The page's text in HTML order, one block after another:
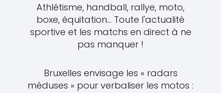
Athlétisme, handball, rallye, moto,
boxe, équitation... Toute l'actualité
sportive et les matchs en direct à ne
pas manquer !
Bruxelles envisage les « radars
méduses » pour verbaliser les motos :